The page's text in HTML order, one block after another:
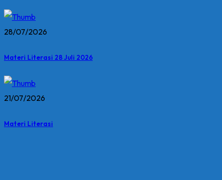
28/07/2026
Materi Literasi 28 Juli 2026
21/07/2026
Materi Literasi